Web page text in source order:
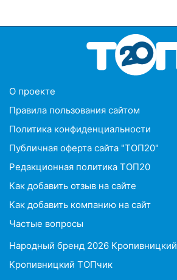
O проекте
Правила пользования сайтом
Политика конфиденциальности
Публичная оферта сайта "ТОП20"
Редакционная политика ТОП20
Как добавить отзыв на сайте
Как добавить компанию на сайт
Частые вопросы
Народный бренд 2026 Кропивницкий
Кропивницкий ТОПчик